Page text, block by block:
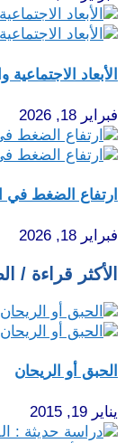
الأبعاد
فبراير 18, 2026
ارتفاع الضغط
فبراير 18, 2026
الأكثر قراءة /
الحبق أو الريحان
يناير 19, 2015